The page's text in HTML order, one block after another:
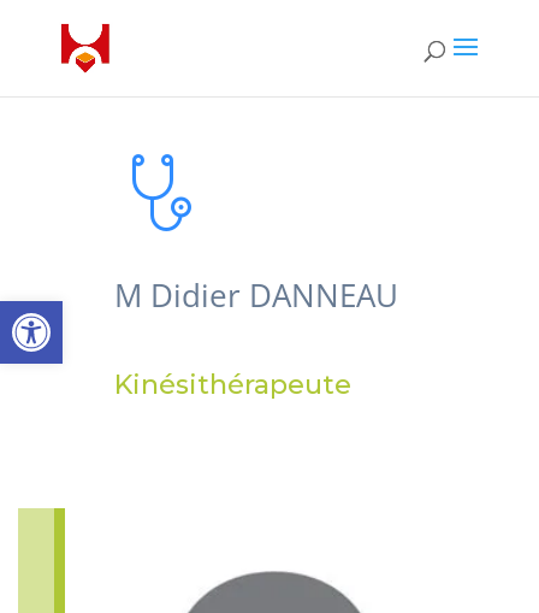
Ouvrir la barre d’outilsM Didier DANNEAU
Kinésithérapeute